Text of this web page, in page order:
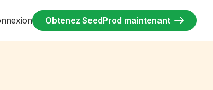
Obtenez SeedProd maintenant